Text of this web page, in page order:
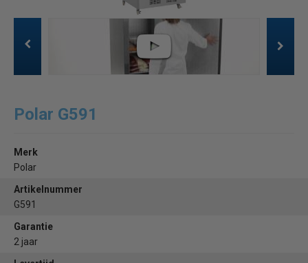
Polar G591
Merk
Polar
Artikelnummer
G591
Garantie
2 jaar